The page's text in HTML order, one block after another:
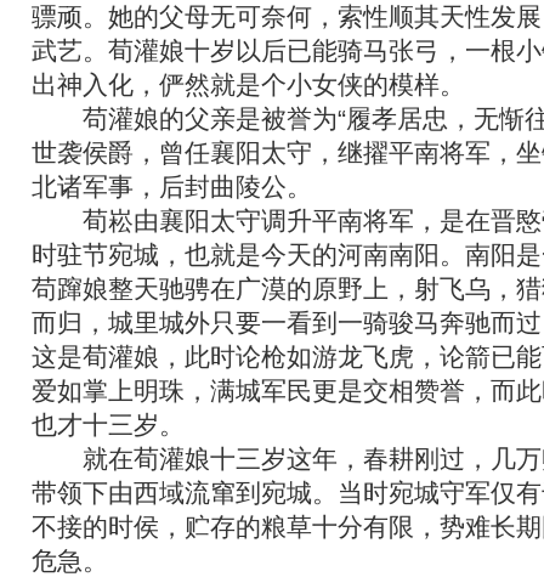
骠顽。她的父母无可奈何，索性顺其天性发
武艺。荀灌娘十岁以后已能骑马张弓，一根
出神入化，俨然就是个小女侠的模样。
苟灌娘的父亲是被誉为“履孝居忠，无惭
世袭侯爵，曾任襄阳太守，继擢平南将军，
北诸军事，后封曲陵公。
荀崧由襄阳太守调升平南将军，是在晋愍
时驻节宛城，也就是今天的河南南阳。南阳
苟蹿娘整天驰骋在广漠的原野上，射飞乌，
而归，城里城外只要一看到一骑骏马奔驰而
这是荀灌娘，此时论枪如游龙飞虎，论箭已
爱如掌上明珠，满城军民更是交相赞誉，而
也才十三岁。
就在荀灌娘十三岁这年，春耕刚过，几万
带领下由西域流窜到宛城。当时宛城守军仅
不接的时侯，贮存的粮草十分有限 ，势难长
危急。